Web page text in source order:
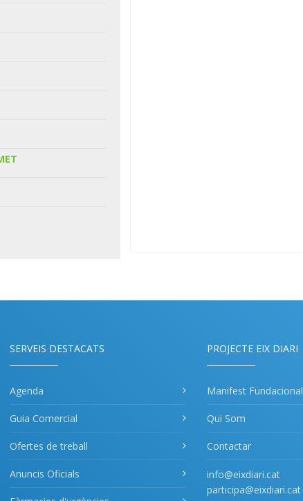
SERVEIS DESTACATS
Agenda
Guia Comercial
Ofertes de treball
Anuncis Oficials
PROJECTE EIX DIARI
Manifest Fundacional
Qui Som
Contactar
info@eixdiari.cat
participa@eixdiari.cat